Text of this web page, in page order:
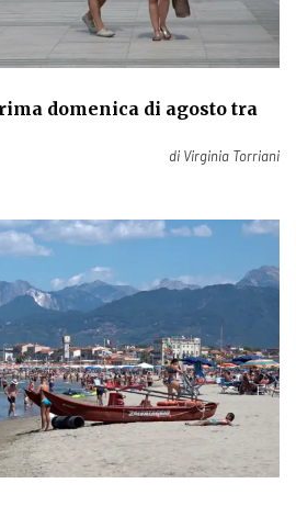
domenica di agosto tra
di Virginia Torriani